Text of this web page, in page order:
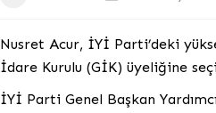
Nusret Acur, İYİ Parti’deki
İdare Kurulu (GİK) üyeliğine
İYİ Parti Genel Başkan